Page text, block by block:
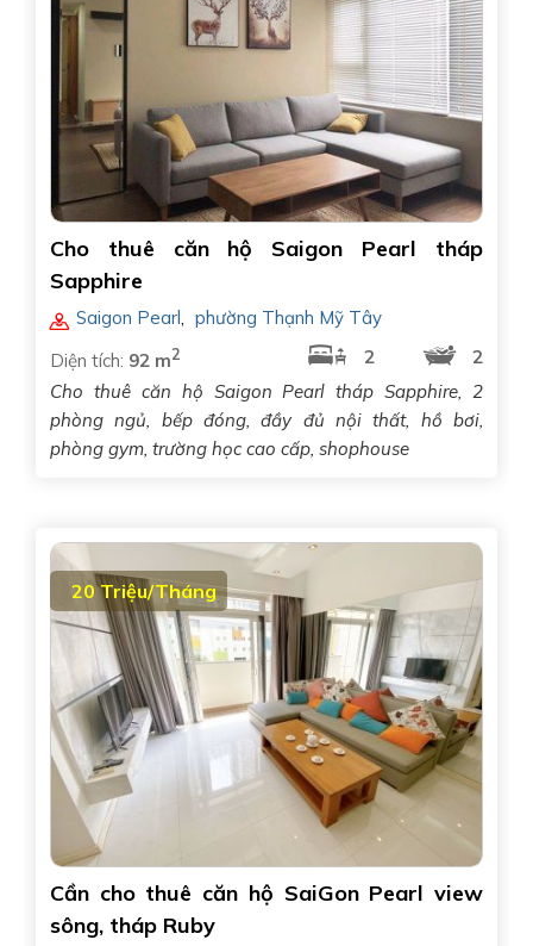
Cho thuê căn hộ Saigon Pearl tháp
Sapphire
Saigon Pearl
phường Thạnh Mỹ Tây
Diện tích: 92 m2 2
2
Cho thuê căn hộ Saigon Pearl tháp Sapphire, 2
phòng ngủ, bếp đóng, đầy đủ nội thất, hồ bơi,
phòng gym, trường học cao cấp, shophouse
20 Triệu/Tháng
Cần cho thuê căn hộ SaiGon Pearl view
sông, tháp Ruby